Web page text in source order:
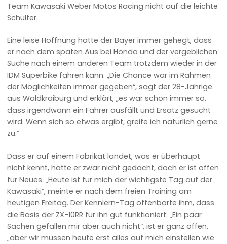
Team Kawasaki Weber Motos Racing nicht auf die leichte
Schulter.
Eine leise Hoffnung hatte der Bayer immer gehegt, dass
er nach dem späten Aus bei Honda und der vergeblichen
Suche nach einem anderen Team trotzdem wieder in der
IDM Superbike fahren kann. „Die Chance war im Rahmen
der Möglichkeiten immer gegeben“, sagt der 28-Jährige
aus Waldkraiburg und erklärt, „es war schon immer so,
dass irgendwann ein Fahrer ausfällt und Ersatz gesucht
wird. Wenn sich so etwas ergibt, greife ich natürlich gerne
zu.“
Dass er auf einem Fabrikat landet, was er überhaupt
nicht kennt, hätte er zwar nicht gedacht, doch er ist offen
für Neues. „Heute ist für mich der wichtigste Tag auf der
Kawasaki“, meinte er nach dem freien Training am
heutigen Freitag. Der Kennlern-Tag offenbarte ihm, dass
die Basis der ZX-10RR für ihn gut funktioniert. „Ein paar
Sachen gefallen mir aber auch nicht“, ist er ganz offen,
„aber wir müssen heute erst alles auf mich einstellen wie